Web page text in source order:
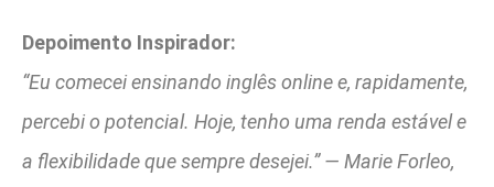
Depoimento Inspirador:
“Eu comecei ensinando inglês online e, rapidamente,
percebi o potencial. Hoje, tenho uma renda estável e
a flexibilidade que sempre desejei.” — Marie Forleo,